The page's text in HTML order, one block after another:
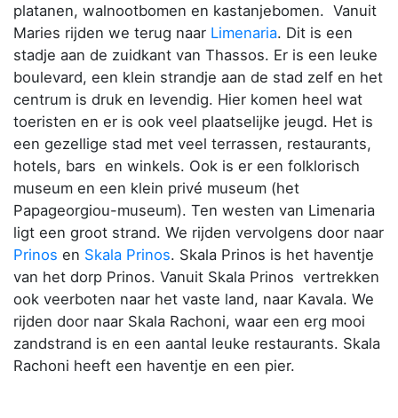
platanen, walnootbomen en kastanjebomen. Vanuit
Maries rijden we terug naar Limenaria. Dit is een
stadje aan de zuidkant van Thassos. Er is een leuke
boulevard, een klein strandje aan de stad zelf en het
centrum is druk en levendig. Hier komen heel wat
toeristen en er is ook veel plaatselijke jeugd. Het is
een gezellige stad met veel terrassen, restaurants,
hotels, bars en winkels. Ook is er een folklorisch
museum en een klein privé museum (het
Papageorgiou-museum). Ten westen van Limenaria
ligt een groot strand. We rijden vervolgens door naar
Prinos en Skala Prinos. Skala Prinos is het haventje
van het dorp Prinos. Vanuit Skala Prinos vertrekken
ook veerboten naar het vaste land, naar Kavala. We
rijden door naar Skala Rachoni, waar een erg mooi
zandstrand is en een aantal leuke restaurants. Skala
Rachoni heeft een haventje en een pier.